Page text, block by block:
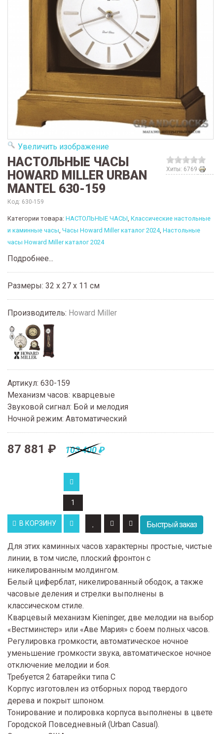
Увеличить изображение
Хиты: 6769
НАСТОЛЬНЫЕ ЧАСЫ
HOWARD MILLER URBAN
MANTEL 630-159
Код: 630-159
Категории товара: НАСТОЛЬНЫЕ ЧАСЫ, Классические настольные
и каминные часы, Часы Howard Miller каталог 2024, Настольные
часы Howard Miller каталог 2024
Подробнее...
Размеры: 32 x 27 x 11 см
Производитель: Howard Miller
Артикул: 630-159
Механизм часов: кварцевые
Звуковой сигнал: Бой и мелодия
Ночной режим: Автоматический
87 881 ₽ 103 400 ₽
В КОРЗИНУ Быстрый заказ
Для этих каминных часов характерны простые, чистые
линии, в том числе, плоский фронтон с
никелированным молдингом.
Белый циферблат, никелированный ободок, а также
часовые деления и стрелки выполнены в
классическом стиле.
Кварцевый механизм Kieninger, две мелодии на выбор
«Вестминстер» или «Аве Мария» с боем полных часов.
Регулировка громкости, автоматическое ночное
уменьшение громкости звука, автоматическое ночное
отключение мелодии и боя.
Требуется 2 батарейки типа С
Корпус изготовлен из отборных пород твердого
дерева и покрыт шпоном.
Тонирование и полировка корпуса выполнены в цвете
Городской Повседневный (Urban Casual).